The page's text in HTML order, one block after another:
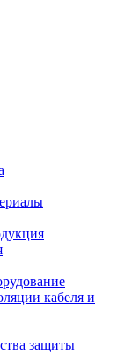
кабеля и
защиты